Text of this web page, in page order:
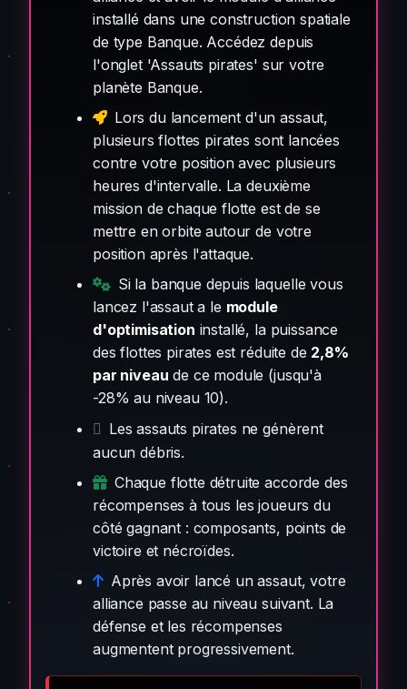
installé dans une construction spatiale
de type Banque. Accédez depuis
l'onglet 'Assauts pirates' sur votre
planète Banque.
Lors du lancement d'un assaut,
plusieurs flottes pirates sont lancées
contre votre position avec plusieurs
heures d'intervalle. La deuxième
mission de chaque flotte est de se
mettre en orbite autour de votre
position après l'attaque.
Si la banque depuis laquelle vous
lancez l'assaut a le module
d'optimisation installé, la puissance
des flottes pirates est réduite de 2,8%
par niveau de ce module (jusqu'à
-28% au niveau 10).
Les assauts pirates ne génèrent
aucun débris.
Chaque flotte détruite accorde des
récompenses à tous les joueurs du
côté gagnant : composants, points de
victoire et nécroïdes.
Après avoir lancé un assaut, votre
alliance passe au niveau suivant. La
défense et les récompenses
augmentent progressivement.